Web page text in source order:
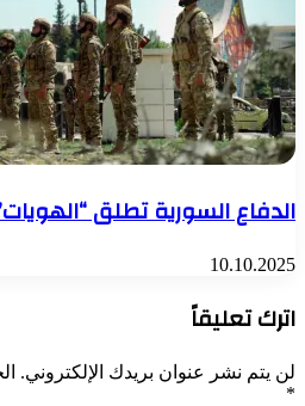
الدفاع السورية تطلق
10.10.2025
اترك تعليقاً
لن يتم نشر عنوان بريدك الإلكتروني.
*